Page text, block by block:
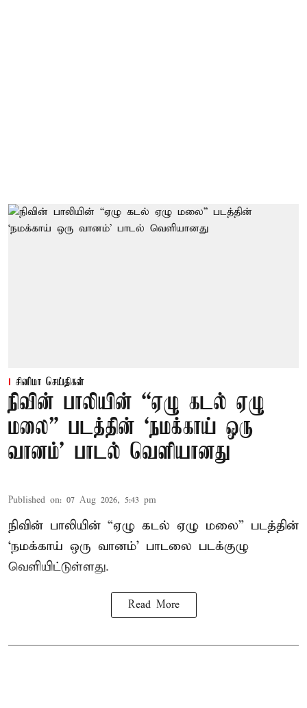
சினிமா செய்திகள்
நிவின் பாலியின் “ஏழு கடல் ஏழு
மலை” படத்தின் ‘நமக்காய் ஒரு
வானம்’ பாடல் வெளியானது
Published on: 07 Aug 2026, 5:43 pm
நிவின் பாலியின் “ஏழு கடல் ஏழு மலை” படத்தின்
‘நமக்காய் ஒரு வானம்’ பாடலை படக்குழு
வெளியிட்டுள்ளது.
Read More